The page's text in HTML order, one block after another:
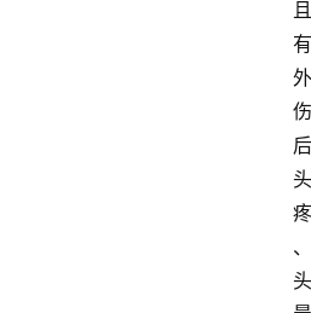
且
有
外
伤
后
头
疼
、
头